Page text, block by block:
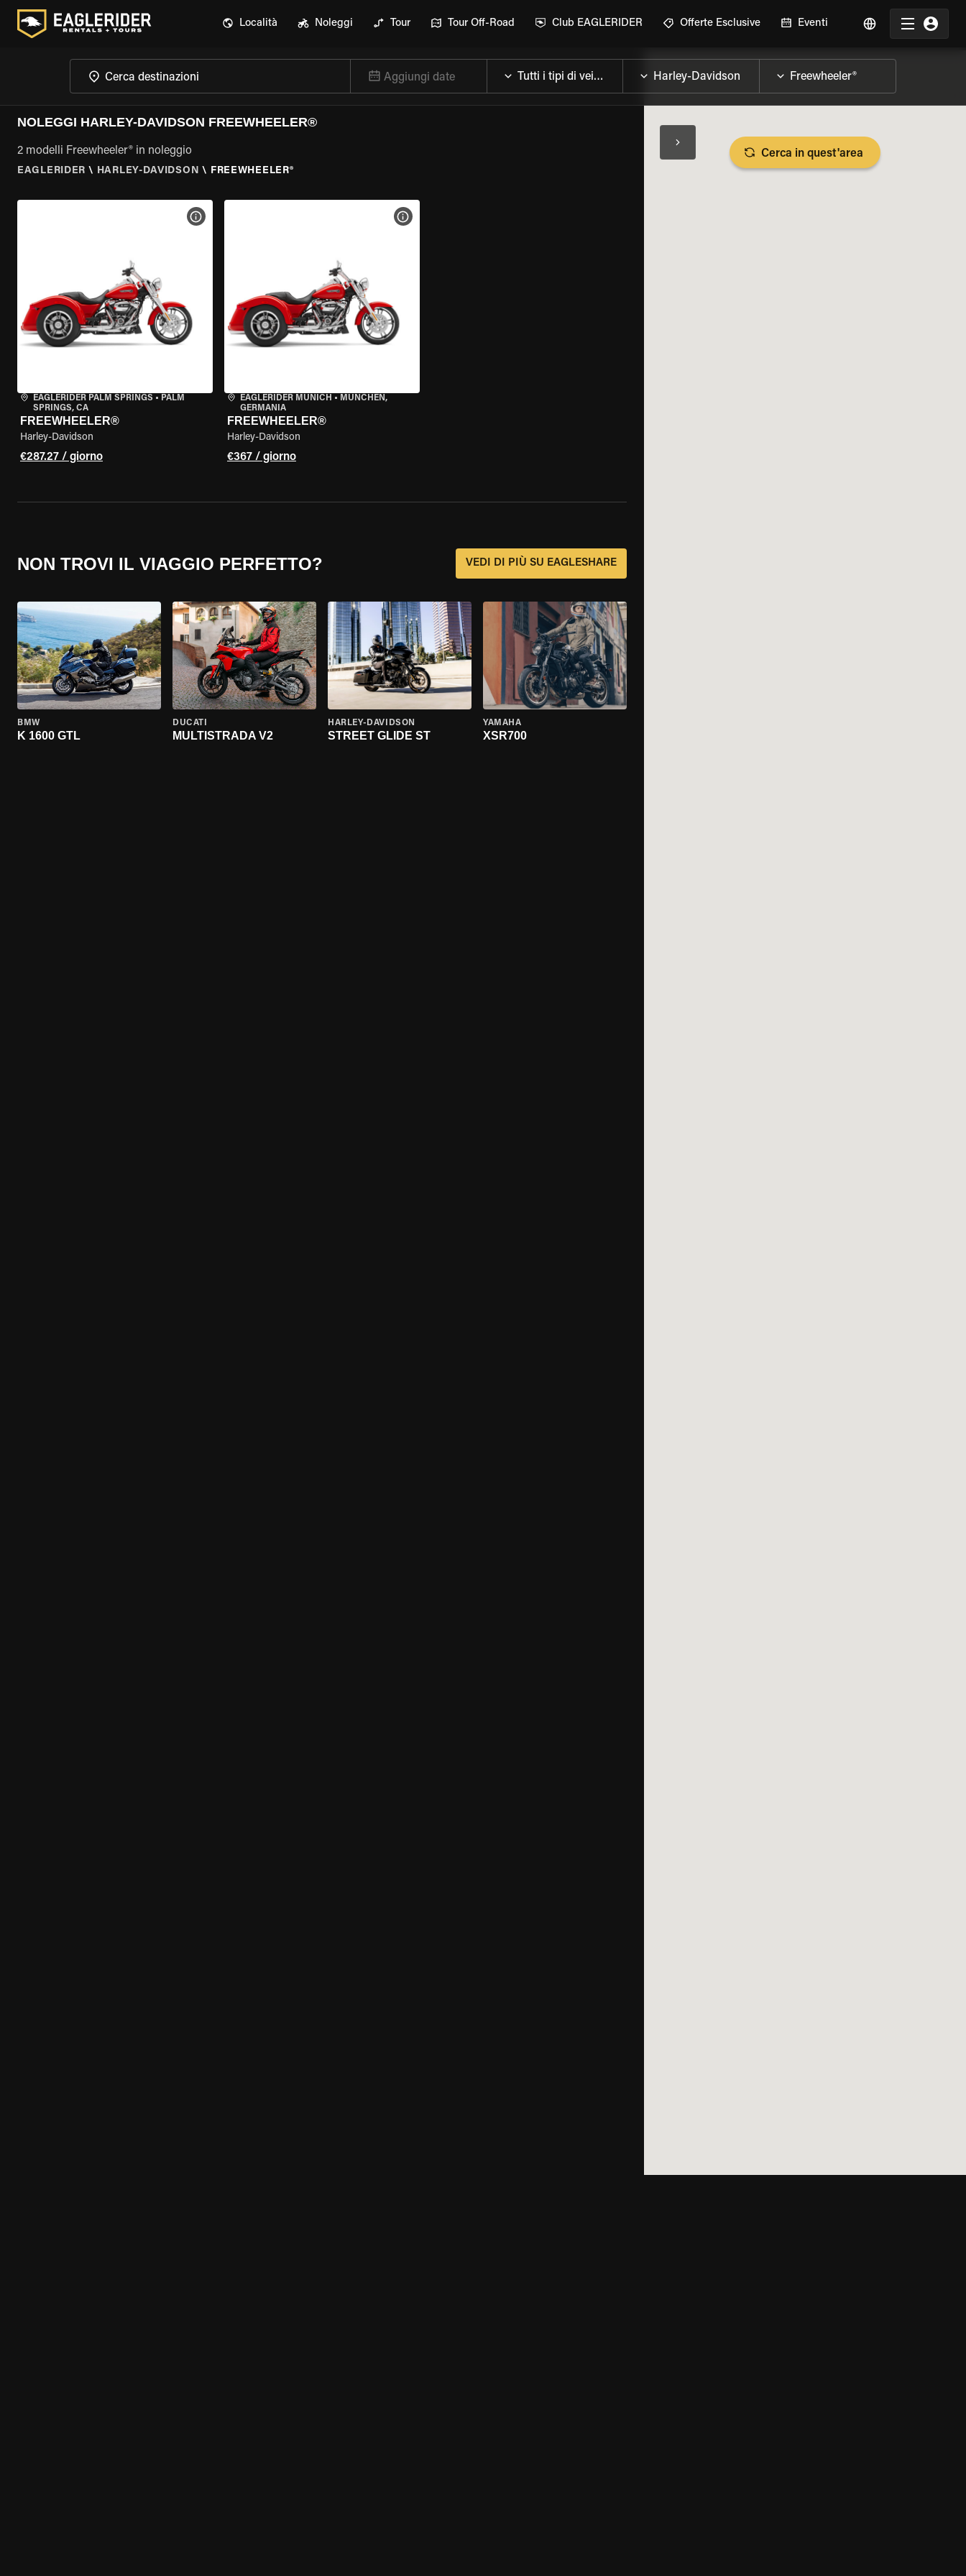
Località Noleggi Tour Tour Off-Road Club EAGLERIDER Offerte Esclusive Eventi
Aggiungi date
NOLEGGI HARLEY-DAVIDSON FREEWHEELER®
2 modelli Freewheeler® in noleggio
EAGLERIDER \ HARLEY-DAVIDSON \ FREEWHEELER®
EAGLERIDER PALM SPRINGS • PALM
SPRINGS, CA
FREEWHEELER®
Harley-Davidson
€287.27 / giorno
VISUALIZZA SPECIFICHE DELLA MOTO
EAGLERIDER MUNICH • MÜNCHEN,
GERMANIA
FREEWHEELER®
Harley-Davidson
€367 / giorno
VISUALIZZA SPECIFICHE DELLA MOTO
NON TROVI IL VIAGGIO PERFETTO? VEDI DI PIÙ SU EAGLESHARE
BMW
K 1600 GTL
DUCATI
MULTISTRADA V2
HARLEY-DAVIDSON
STREET GLIDE ST
YAMAHA
XSR700
Cerca in quest'area